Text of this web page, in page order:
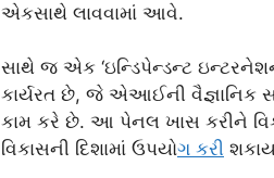
એકસાથે લાવવામાં આવે.
સાથે જ એક ‘ઇન્ડિપેન્ડન્ટ
કાર્યરત છે, જે એઆઈની વૈજ્ઞાનિક
કામ કરે છે. આ પેનલ ખાસ કરીને
વિકાસની દિશામાં ઉપયોગ કર ી